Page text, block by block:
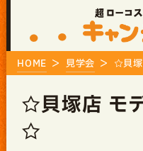
HOME 見学会 ☆貝
☆貝塚店 モ
☆